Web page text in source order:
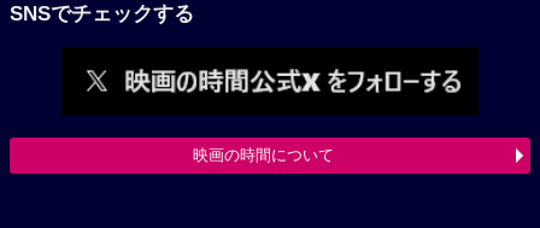
SNSでチェックする
映画の時間について